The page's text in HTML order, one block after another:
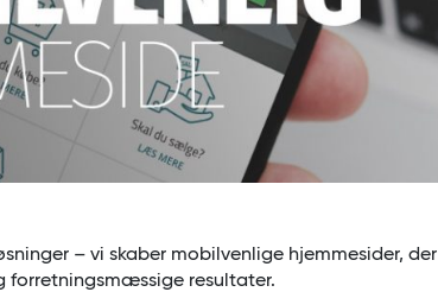
– vi skaber mobilvenlige hjemmesider, der
resultater.